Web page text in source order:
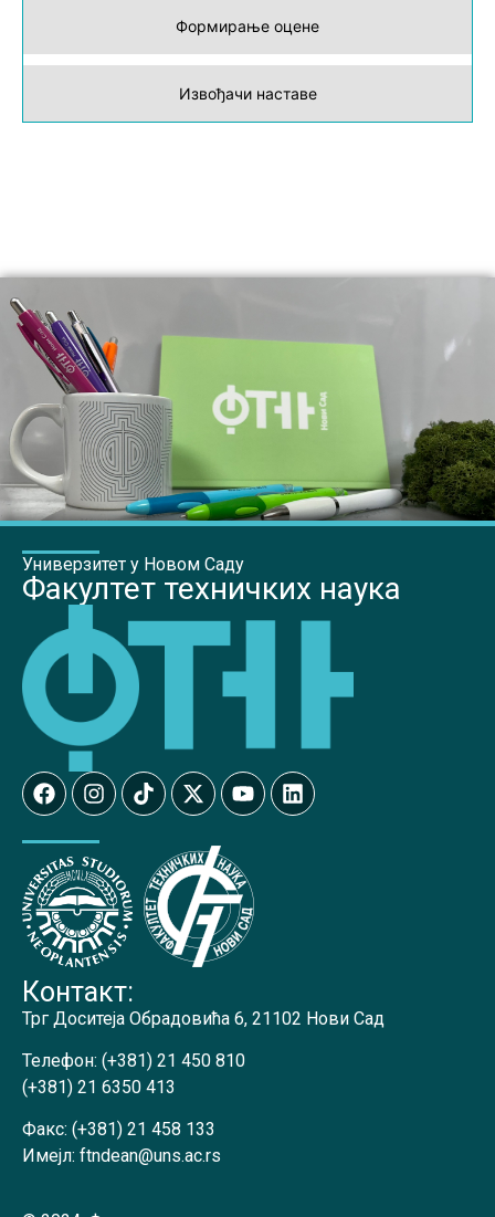
Формирање оцене
Извођачи наставе
Универзитет у Новом Саду
Факултет техничких наука
Контакт:
Трг Доситеја Обрадовића 6, 21102 Нови Сад
Телефон: (+381) 21 450 810
(+381) 21 6350 413
Факс: (+381) 21 458 133
Имејл: ftndean@uns.ac.rs